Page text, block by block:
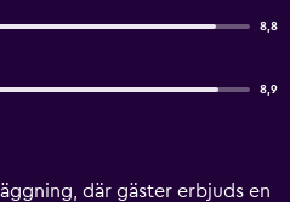
8,8
8,9
där gäster erbjuds en